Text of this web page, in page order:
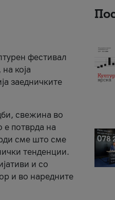
фестивал
која
заедничките
свежина во
е потврда на
сме што сме
тенденции.
и со
и во наредните